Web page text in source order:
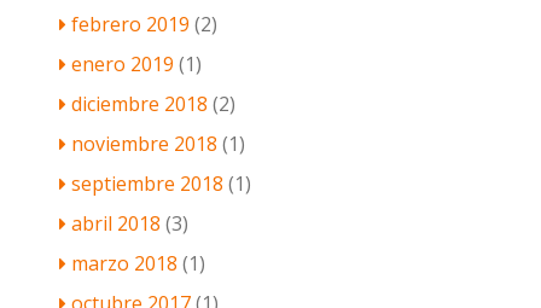
febrero 2019 (2)
enero 2019 (1)
diciembre 2018 (2)
noviembre 2018 (1)
septiembre 2018 (1)
abril 2018 (3)
marzo 2018 (1)